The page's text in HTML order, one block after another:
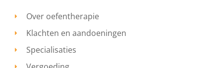
Over oefentherapie
Klachten en aandoeningen
Specialisaties